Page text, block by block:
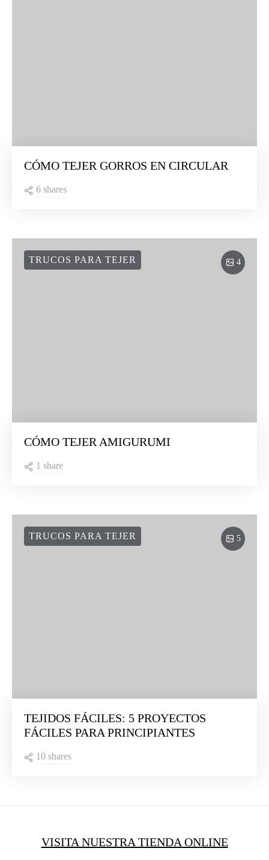
CÓMO TEJER GORROS EN CIRCULAR
6 shares
4
TRUCOS PARA TEJER
CÓMO TEJER AMIGURUMI
1 share
5
TRUCOS PARA TEJER
TEJIDOS FÁCILES: 5 PROYECTOS
FÁCILES PARA PRINCIPIANTES
10 shares
VISITA NUESTRA TIENDA ONLINE